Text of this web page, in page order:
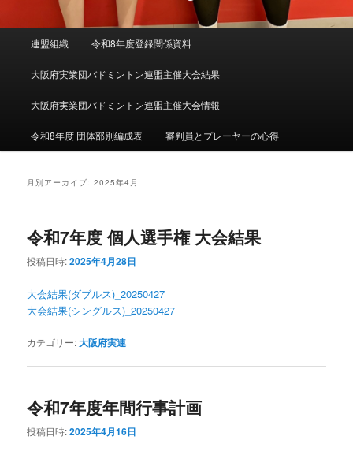
メインメニュー
メインコンテンツへ移動
サブコンテンツへ移動
連盟組織 令和8年度登録関係資料
大阪府実業団バドミントン連盟主催大会結果
大阪府実業団バドミントン連盟主催大会情報
令和8年度 団体部別編成表 審判員とプレーヤーの心得
月別アーカイブ:2025年4月
令和7年度 個人選手権 大会結果
投稿日時:2025年4月28日
大会結果(ダブルス)_20250427
大会結果(シングルス)_20250427
カテゴリー:大阪府実連
令和7年度年間行事計画
投稿日時:2025年4月16日